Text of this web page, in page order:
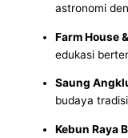
astronomi
Farm House
edukasi
Saung
budaya
Kebun Raya